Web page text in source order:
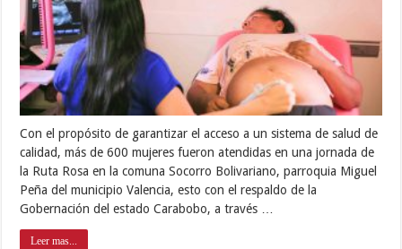
Con el propósito de garantizar el acceso a un sistema de salud de
calidad, más de 600 mujeres fueron atendidas en una jornada de
la Ruta Rosa en la comuna Socorro Bolivariano, parroquia Miguel
Peña del municipio Valencia, esto con el respaldo de la
Gobernación del estado Carabobo, a través …
Leer mas...